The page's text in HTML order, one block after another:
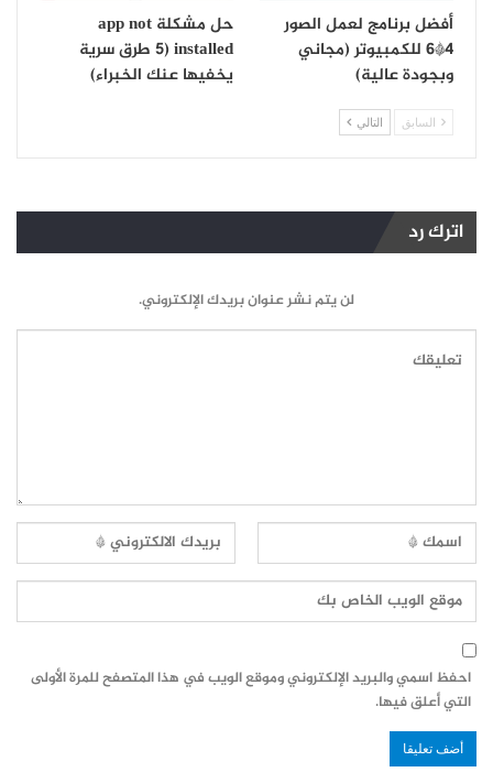
أفضل برنامج لعمل الصور
4*6 للكمبيوتر (مجاني
وبجودة عالية)
حل مشكلة app not
installed (5 طرق سرية
يخفيها عنك الخبراء)
السابق التالي
اترك رد
لن يتم نشر عنوان بريدك الإلكتروني.
احفظ اسمي والبريد الإلكتروني وموقع الويب في هذا المتصفح للمرة الأولى
التي أعلق فيها.